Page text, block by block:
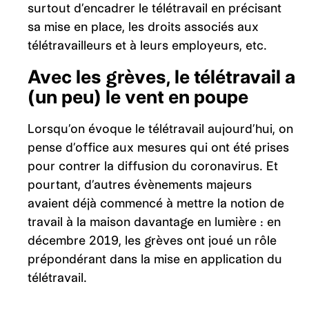
surtout d’encadrer le télétravail en précisant
sa mise en place, les droits associés aux
télétravailleurs et à leurs employeurs, etc.
Avec les grèves, le télétravail a
(un peu) le vent en poupe
Lorsqu’on évoque le télétravail aujourd’hui, on
pense d’office aux mesures qui ont été prises
pour contrer la diffusion du coronavirus. Et
pourtant, d’autres évènements majeurs
avaient déjà commencé à mettre la notion de
travail à la maison davantage en lumière : en
décembre 2019, les grèves ont joué un rôle
prépondérant dans la mise en application du
télétravail.